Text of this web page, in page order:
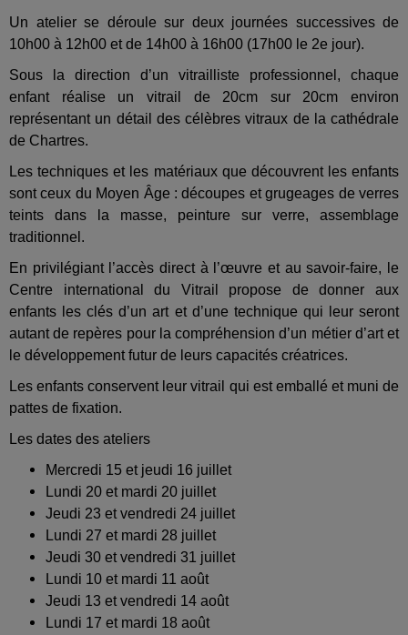
Un atelier se déroule sur deux journées successives de
10h00 à 12h00 et de 14h00 à 16h00 (17h00 le 2e jour).
Sous la direction d’un vitrailliste professionnel, chaque
enfant réalise un vitrail de 20cm sur 20cm environ
représentant un détail des célèbres vitraux de la cathédrale
de Chartres.
Les techniques et les matériaux que découvrent les enfants
sont ceux du Moyen Âge : découpes et grugeages de verres
teints dans la masse, peinture sur verre, assemblage
traditionnel.
En privilégiant l’accès direct à l’œuvre et au savoir-faire, le
Centre international du Vitrail propose de donner aux
enfants les clés d’un art et d’une technique qui leur seront
autant de repères pour la compréhension d’un métier d’art et
le développement futur de leurs capacités créatrices.
Les enfants conservent leur vitrail qui est emballé et muni de
pattes de fixation.
Les dates des ateliers
Mercredi 15 et jeudi 16 juillet
Lundi 20 et mardi 20 juillet
Jeudi 23 et vendredi 24 juillet
Lundi 27 et mardi 28 juillet
Jeudi 30 et vendredi 31 juillet
Lundi 10 et mardi 11 août
Jeudi 13 et vendredi 14 août
Lundi 17 et mardi 18 août